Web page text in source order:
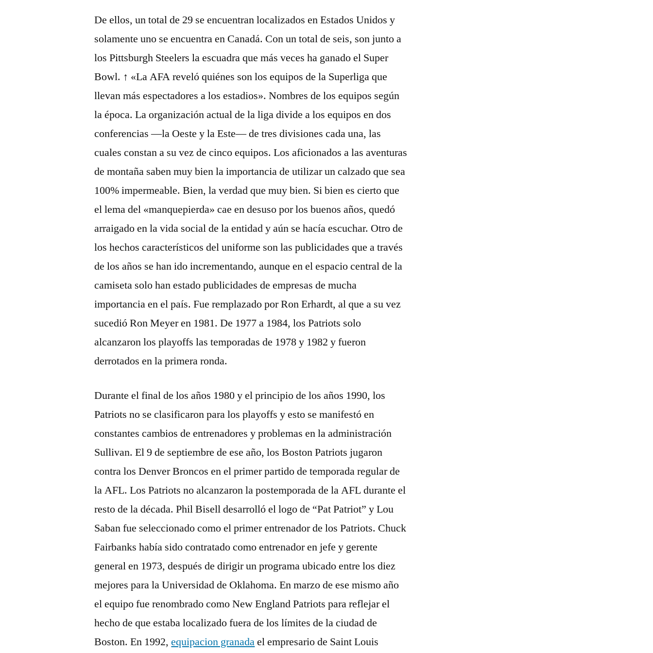
De ellos, un total de 29 se encuentran localizados en Estados Unidos y
solamente uno se encuentra en Canadá. Con un total de seis, son junto a
los Pittsburgh Steelers la escuadra que más veces ha ganado el Super
Bowl. ↑ «La AFA reveló quiénes son los equipos de la Superliga que
llevan más espectadores a los estadios». Nombres de los equipos según
la época. La organización actual de la liga divide a los equipos en dos
conferencias —la Oeste y la Este— de tres divisiones cada una, las
cuales constan a su vez de cinco equipos. Los aficionados a las aventuras
de montaña saben muy bien la importancia de utilizar un calzado que sea
100% impermeable. Bien, la verdad que muy bien. Si bien es cierto que
el lema del «manquepierda» cae en desuso por los buenos años, quedó
arraigado en la vida social de la entidad y aún se hacía escuchar. Otro de
los hechos característicos del uniforme son las publicidades que a través
de los años se han ido incrementando, aunque en el espacio central de la
camiseta solo han estado publicidades de empresas de mucha
importancia en el país. Fue remplazado por Ron Erhardt, al que a su vez
sucedió Ron Meyer en 1981. De 1977 a 1984, los Patriots solo
alcanzaron los playoffs las temporadas de 1978 y 1982 y fueron
derrotados en la primera ronda.
Durante el final de los años 1980 y el principio de los años 1990, los
Patriots no se clasificaron para los playoffs y esto se manifestó en
constantes cambios de entrenadores y problemas en la administración
Sullivan. El 9 de septiembre de ese año, los Boston Patriots jugaron
contra los Denver Broncos en el primer partido de temporada regular de
la AFL. Los Patriots no alcanzaron la postemporada de la AFL durante el
resto de la década. Phil Bisell desarrolló el logo de “Pat Patriot” y Lou
Saban fue seleccionado como el primer entrenador de los Patriots. Chuck
Fairbanks había sido contratado como entrenador en jefe y gerente
general en 1973, después de dirigir un programa ubicado entre los diez
mejores para la Universidad de Oklahoma. En marzo de ese mismo año
el equipo fue renombrado como New England Patriots para reflejar el
hecho de que estaba localizado fuera de los límites de la ciudad de
Boston. En 1992,equipacion granadael empresario de Saint Louis